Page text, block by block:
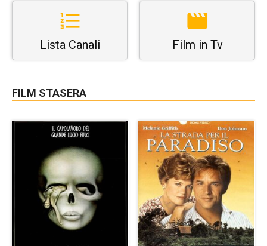
Lista Canali Film in Tv
FILM STASERA